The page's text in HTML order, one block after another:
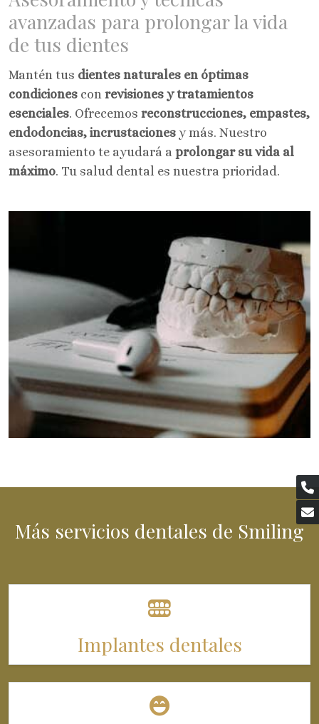
avanzadas para prolongar la vida
de tus dientes
Mantén tus dientes naturales en óptimas
condiciones con revisiones y tratamientos
esenciales. Ofrecemos reconstrucciones, empastes,
endodoncias, incrustaciones y más. Nuestro
asesoramiento te ayudará a prolongar su vida al
máximo. Tu salud dental es nuestra prioridad.
Más servicios dentales de Smiling
Implantes dentales